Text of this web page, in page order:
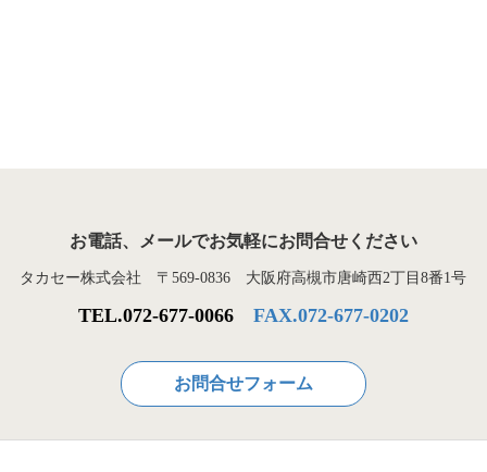
お電話、メールでお気軽にお問合せください
タカセー株式会社 〒569-0836 大阪府高槻市唐崎西2丁目8番1号
TEL.072-677-0066FAX.072-677-0202
お問合せフォーム